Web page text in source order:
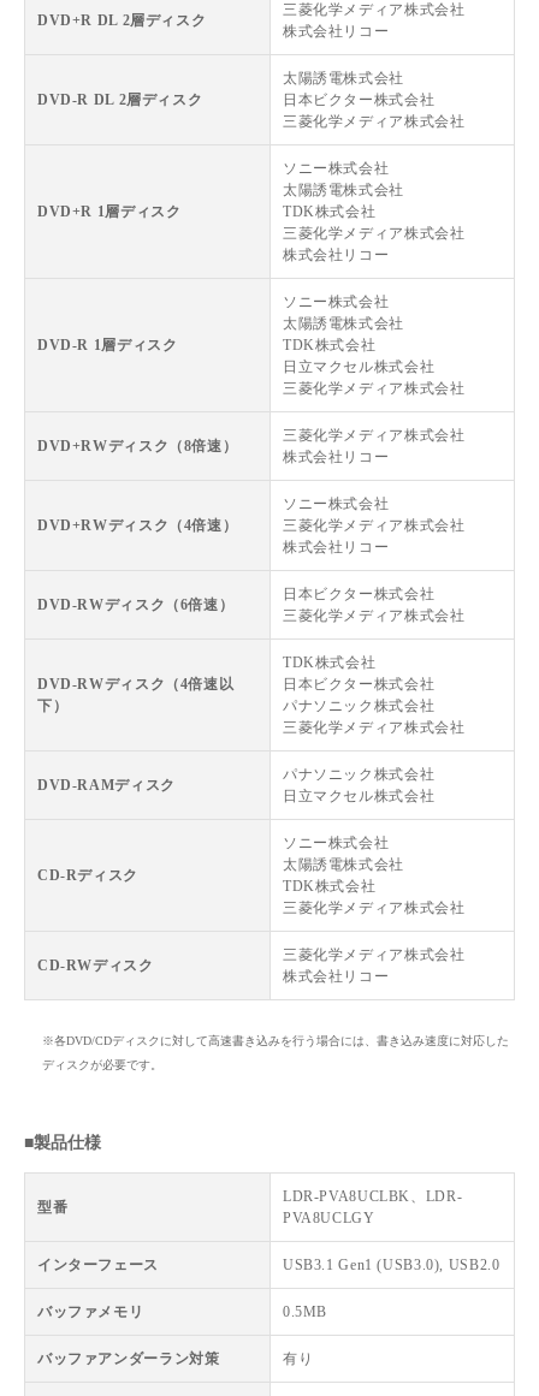
DVD+R DL 2層ディスク
三菱化学メディア株式会社
株式会社リコー
DVD-R DL 2層ディスク
太陽誘電株式会社
日本ビクター株式会社
三菱化学メディア株式会社
DVD+R 1層ディスク
ソニー株式会社
太陽誘電株式会社
TDK株式会社
三菱化学メディア株式会社
株式会社リコー
DVD-R 1層ディスク
ソニー株式会社
太陽誘電株式会社
TDK株式会社
日立マクセル株式会社
三菱化学メディア株式会社
DVD+RWディスク（8倍速）
三菱化学メディア株式会社
株式会社リコー
DVD+RWディスク（4倍速）
ソニー株式会社
三菱化学メディア株式会社
株式会社リコー
DVD-RWディスク（6倍速）
日本ビクター株式会社
三菱化学メディア株式会社
DVD-RWディスク（4倍速以
下）
TDK株式会社
日本ビクター株式会社
パナソニック株式会社
三菱化学メディア株式会社
DVD-RAMディスク
パナソニック株式会社
日立マクセル株式会社
CD-Rディスク
ソニー株式会社
太陽誘電株式会社
TDK株式会社
三菱化学メディア株式会社
CD-RWディスク
三菱化学メディア株式会社
株式会社リコー
※各DVD/CDディスクに対して高速書き込みを行う場合には、書き込み速度に対応した
ディスクが必要です。
■製品仕様
型番
LDR-PVA8UCLBK、LDR-
PVA8UCLGY
インターフェース USB3.1 Gen1 (USB3.0), USB2.0
バッファメモリ 0.5MB
バッファアンダーラン対策 有り